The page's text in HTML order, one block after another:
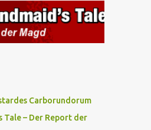
an den
teilnehmen kann, aber
Kommandanten
lebenswichtiges
konfrontiert Serena
Carborundorum
Tale – Der Report der